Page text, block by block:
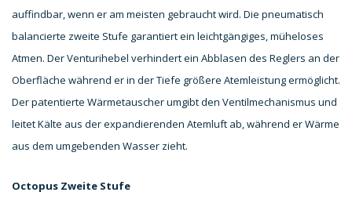
auffindbar, wenn er am meisten gebraucht wird. Die pneumatisch
balancierte zweite Stufe garantiert ein leichtgängiges, müheloses
Atmen. Der Venturihebel verhindert ein Abblasen des Reglers an der
Oberfläche während er in der Tiefe größere Atemleistung ermöglicht.
Der patentierte Wärmetauscher umgibt den Ventilmechanismus und
leitet Kälte aus der expandierenden Atemluft ab, während er Wärme
aus dem umgebenden Wasser zieht.
Octopus Zweite Stufe